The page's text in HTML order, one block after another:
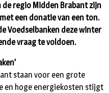
regio Midden Brabant zijn
een donatie van een ton.
Voedselbanken deze winter
vraag te voldoen.
staan voor een grote
en hoge energiekosten stijgt